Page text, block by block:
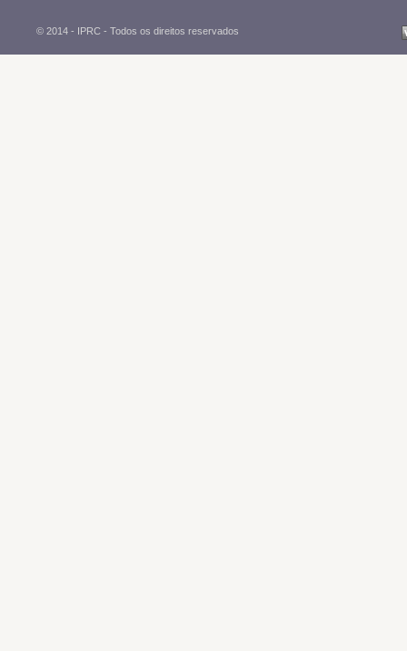
© 2014 - IPRC - Todos os direitos reservados